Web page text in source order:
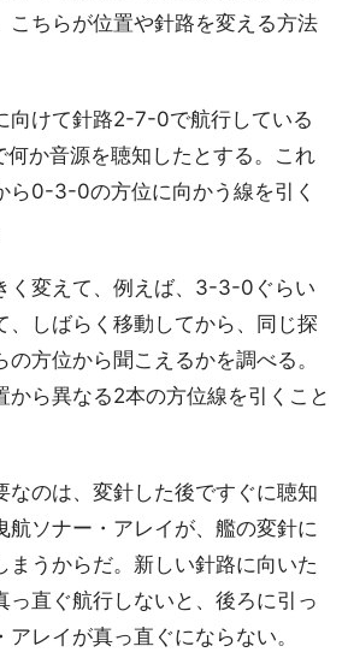
こちらが位置や針路を変える方法
向けて針路2-7-0で航行している
か音源を聴知したとする。これ
ら0-3-0の方位に向かう線を引く
く変えて、例えば、3-3-0ぐらい
、しばらく移動してから、同じ探
方位から聞こえるかを調べる。
から異なる2本の方位線を引くこと
なのは、変針した後ですぐに聴知
航ソナー・アレイが、艦の変針に
まうからだ。新しい針路に向いた
っ直ぐ航行しないと、後ろに引っ
レイが真っ直ぐにならない。